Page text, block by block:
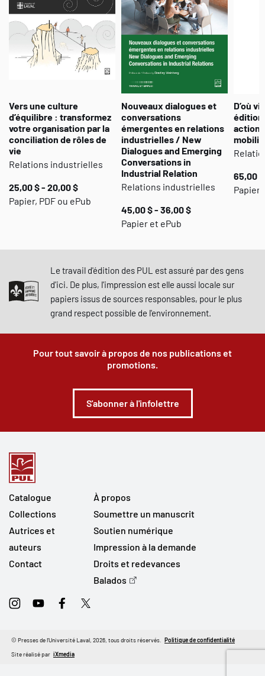
Vers une culture
d’équilibre : transformez
votre organisation par la
conciliation de rôles de
vie
Relations industrielles
25,00 $ - 20,00 $
Papier, PDF ou ePub
Nouveaux dialogues et
conversations
émergentes en relations
industrielles / New
Dialogues and Emerging
Conversations in
Industrial Relation
Relations industrielles
45,00 $ - 36,00 $
Papier et ePub
D’où
édition
action
65,00
Papier
Le travail d'édition des PUL est assuré par des gens
d'ici. De plus, l'impression est elle aussi locale sur
papiers issus de sources responsables, pour le plus
grand respect possible de l'environnement.
Pour tout savoir à propos de nos publications et
promotions.
S'abonner à l'infolettre
Catalogue
Collections
Autrices et
auteurs
Contact
À propos
Soumettre un manuscrit
Soutien numérique
Impression à la demande
Droits et redevances
Balados
InstagramYoutubeFacebookTwitter
Site réalisé par iXmedia
© Presses de l'Université Laval, 2026, tous droits réservés. Politique de confidentialité